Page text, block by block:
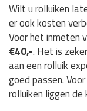
Wilt u rolluiken
er ook kosten
Voor het inmeten
€40,-. Het is
aan een rolluik
goed passen.
rolluiken liggen